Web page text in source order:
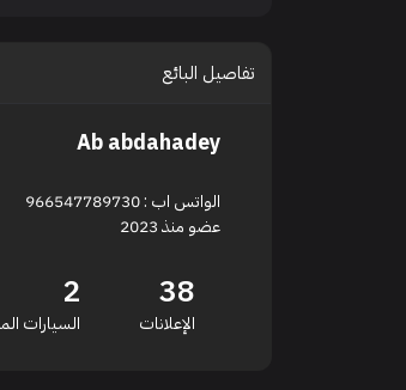
تفاصيل البائع
Ab abdahadey
الواتس اب : 966547789730
عضو منذ 2023
38
الإعلانات
2
السيارات